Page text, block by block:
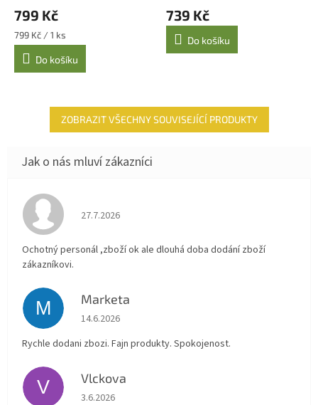
799 Kč
Měrná
cena:
799 Kč / 1 ks
Do košíku
739 Kč
Do košíku
ZOBRAZIT VŠECHNY SOUVISEJÍCÍ PRODUKTY
Hodnocení obchodu je 4 z 5 hvězdiček.
27.7.2026
Ochotný personál ,zboží ok ale dlouhá doba dodání zboží
zákazníkovi.
M Marketa
Hodnocení obchodu je 5 z 5 hvězdiček.
14.6.2026
Rychle dodani zbozi. Fajn produkty. Spokojenost.
V Vlckova
Hodnocení obchodu je 5 z 5 hvězdiček.
3.6.2026